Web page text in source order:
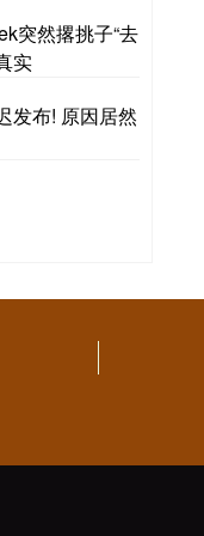
突然撂挑子“去
实
发布! 原因居然